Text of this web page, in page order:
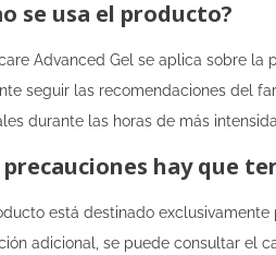
se usa el producto?
Advanced Gel se aplica sobre
seguir las recomendaciones del
durante las horas de más
precauciones hay que
está destinado
adicional, se puede consultar el